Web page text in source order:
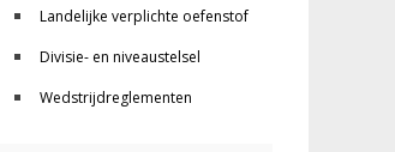
Landelijke verplichte oefenstof
Divisie- en niveaustelsel
Wedstrijdreglementen